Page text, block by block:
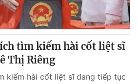
tìm kiếm hài cốt liệt sĩ
Thị Riêng
kiếm hài cốt liệt sĩ đang tiếp tục